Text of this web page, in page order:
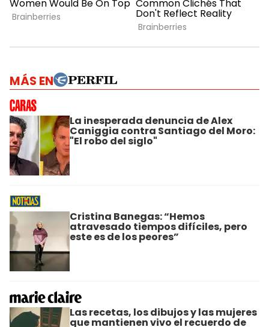
MÁS EN
La inesperada denuncia de Alex
Caniggia contra Santiago del Moro:
"El robo del siglo"
Cristina Banegas: “Hemos
atravesado tiempos difíciles, pero
este es de los peores”
Las recetas, los dibujos y las mujeres
que mantienen vivo el recuerdo de